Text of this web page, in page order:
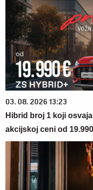
03. 08. 2026 13:23
Hibrid broj 1 koji
akcijskoj ceni od